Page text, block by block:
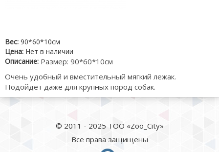
Вес: 90*60*10см
Цена: Нет в наличии
Описание: Размер: 90*60*10см
Очень удобный и вместительный мягкий лежак.
Подойдет даже для крупных пород собак.
© 2011 - 2025 ТОО «Zoo_City»
Все права защищены